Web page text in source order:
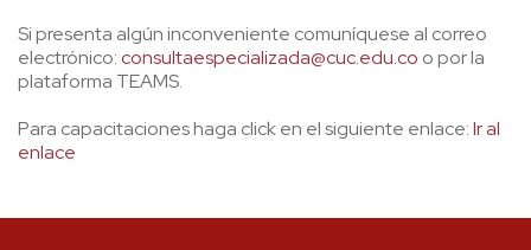
Si presenta algún inconveniente comuníquese al correo
electrónico: consultaespecializada@cuc.edu.co o por la
plataforma TEAMS.
Para capacitaciones haga click en el siguiente enlace:Ir al
enlace